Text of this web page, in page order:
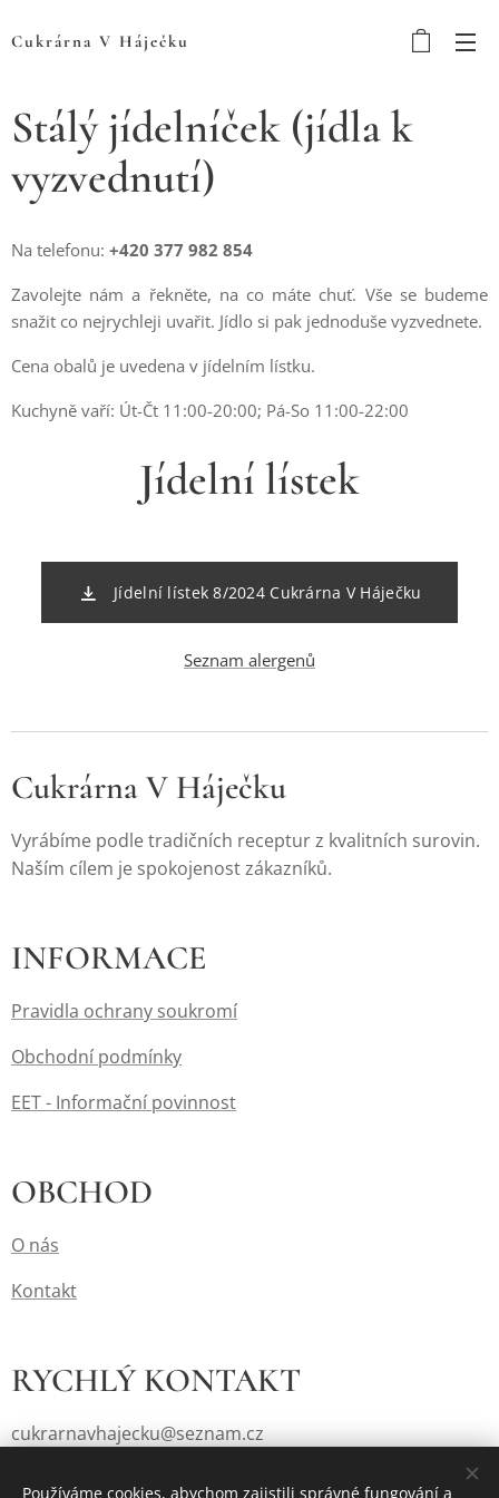
Cukrárna V Háječku
Stálý jídelníček (jídla k
vyzvednutí)
Na telefonu: +420 377 982 854
Zavolejte nám a řekněte, na co máte chuť. Vše se budeme
snažit co nejrychleji uvařit. Jídlo si pak jednoduše vyzvednete.
Cena obalů je uvedena v jídelním lístku.
Kuchyně vaří: Út-Čt 11:00-20:00; Pá-So 11:00-22:00
Jídelní lístek
Jídelní lístek 8/2024 Cukrárna V Háječku
Seznam alergenů
Cukrárna V Háječku
Vyrábíme podle tradičních receptur z kvalitních surovin.
Naším cílem je spokojenost zákazníků.
INFORMACE
Pravidla ochrany soukromí
Obchodní podmínky
EET - Informační povinnost
OBCHOD
O nás
Kontakt
RYCHLÝ KONTAKT
cukrarnavhajecku@seznam.cz
Používáme cookies, abychom zajistili správné fungování a